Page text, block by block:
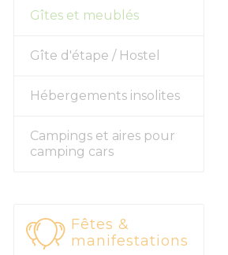
Gîtes et meublés
Gîte d'étape / Hostel
Hébergements insolites
Campings et aires pour
camping cars
Fêtes &
manifestations